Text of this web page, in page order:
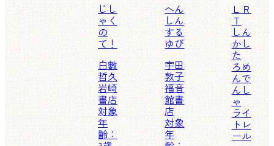
じし
ゃく
の
て！
白數
哲久
岩崎
書店
対象
年
齢：
へん
しん
する
ゆび
宇田
敦子
福音
館書
店
対象
年
ＬＲ
Ｔ
しん
かし
た
ろめ
んで
んし
ゃ
ライ
トレ
ール